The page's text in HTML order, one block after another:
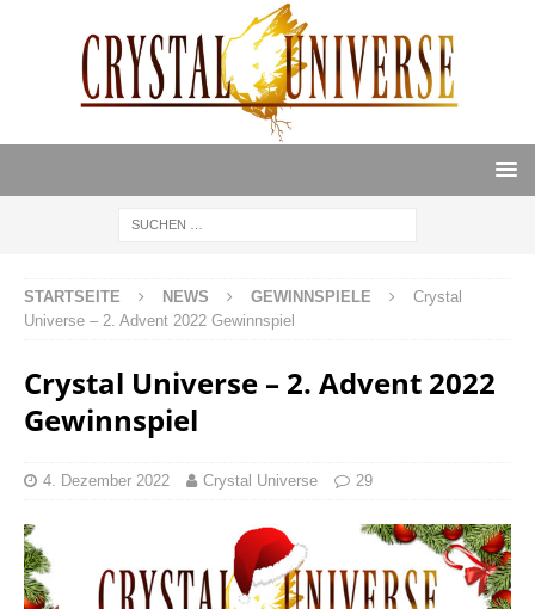
STARTSEITE NEWS GEWINNSPIELE
Crystal
Universe – 2. Advent 2022 Gewinnspiel
Crystal Universe – 2. Advent 2022
Gewinnspiel
4. Dezember 2022 Crystal Universe 29